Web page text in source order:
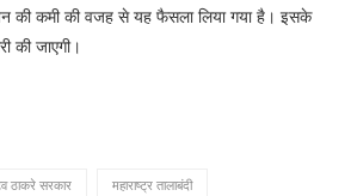
की कमी की वजह से यह फैसला लिया गया है। इसके
की जाएगी।
ठाकरे सरकार महाराष्ट्र तालाबंदी